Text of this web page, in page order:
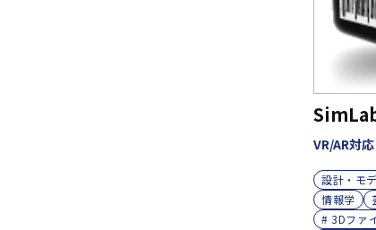
VR/AR対
設計・モ
情報学
# 3Dファ